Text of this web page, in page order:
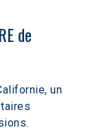
de
un